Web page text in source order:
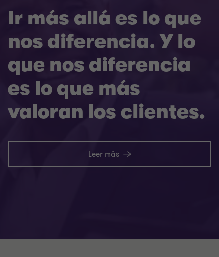
Ir más allá es lo que
nos diferencia. Y lo
que nos diferencia
es lo que más
valoran los clientes.
Leer más